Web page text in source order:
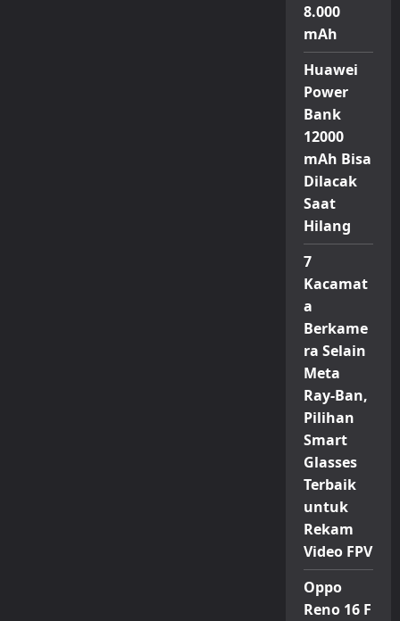
8.000
mAh
Huawei
Power
Bank
12000
mAh Bisa
Dilacak
Saat
Hilang
7
Kacamat
a
Berkame
ra Selain
Meta
Ray-Ban,
Pilihan
Smart
Glasses
Terbaik
untuk
Rekam
Video FPV
Oppo
Reno 16 F